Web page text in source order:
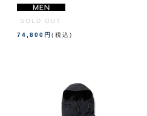
SOLD OUT
74,800円(税込)